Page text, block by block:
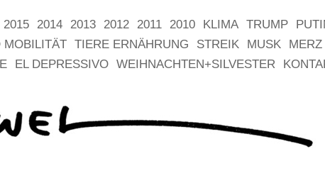
2015 2014 2013 2012 2011 2010 KLIMA TRUMP
MOBILITÄT TIERE ERNÄHRUNG STREIK MUSK MERZ
EL DEPRESSIVO WEIHNACHTEN+SILVESTER